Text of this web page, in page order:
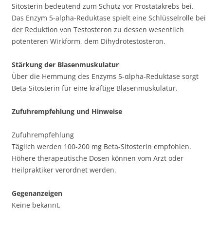
Sitosterin bedeutend zum Schutz vor Prostatakrebs bei.
Das Enzym 5-alpha-Reduktase spielt eine Schlüsselrolle bei
der Reduktion von Testosteron zu dessen wesentlich
potenteren Wirkform, dem Dihydrotestosteron.
Stärkung der Blasenmuskulatur
Über die Hemmung des Enzyms 5-αlpha-Reduktase sorgt
Beta-Sitosterin für eine kräftige Blasenmuskulatur.
Zufuhrempfehlung und Hinweise
Zufuhrempfehlung
Täglich werden 100-200 mg Beta-Sitosterin empfohlen.
Höhere therapeutische Dosen können vom Arzt oder
Heilpraktiker verordnet werden.
Gegenanzeigen
Keine bekannt.